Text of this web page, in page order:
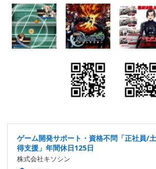
ゲーム開発サポート・資格不問「正社員/
得支援」年間休日125日
株式会社キソシン